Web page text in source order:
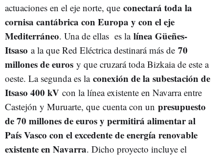
actuaciones en el eje norte, que conectará toda la
cornisa cantábrica con Europa y con el eje
Mediterráneo. Una de ellas es la línea Güeñes-
Itsaso a la que Red Eléctrica destinará más de 70
millones de euros y que cruzará toda Bizkaia de este a
oeste. La segunda es la conexión de la subestación de
Itsaso 400 kV con la línea existente en Navarra entre
Castejón y Muruarte, que cuenta con un presupuesto
de 70 millones de euros y permitirá alimentar al
País Vasco con el excedente de energía renovable
existente en Navarra. Dicho proyecto incluye el